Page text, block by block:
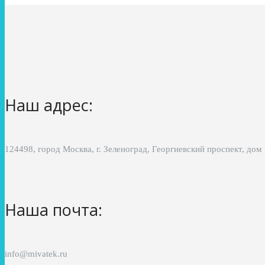
Наш адрес:
124498, город Москва, г. Зеленоград, Георгиевский проспект, дом
Наша почта:
info@mivatek.ru